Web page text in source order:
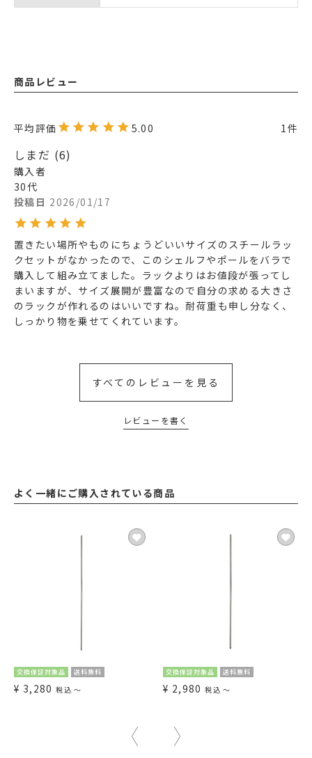
商品レビュー
5.00 1
しまだ 6
購入者
30代
投稿日 2026/01/17
置きたい場所やものにちょうどいいサイズのスチールラッ
クセットがなかったので、このシェルフやポールをバラで
購入して組み立てました。ラックよりはお値段が張ってし
まいますが、サイズ展開が豊富なので自分の求める大きさ
のラックが作れるのはいいですね。耐荷重も申し分なく、
しっかり物を乗せてくれています。
すべてのレビューを見る
レビューを書く
よく一緒にご購入されている商品
交換保証対象品 送料無料
¥ 3,280 税込 〜
交換保証対象品 送料無料
¥ 2,980 税込 〜